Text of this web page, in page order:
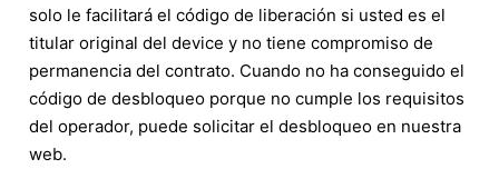
solo le facilitará el código de liberación si usted es el
titular original del device y no tiene compromiso de
permanencia del contrato. Cuando no ha conseguido el
código de desbloqueo porque no cumple los requisitos
del operador, puede solicitar el desbloqueo en nuestra
web.